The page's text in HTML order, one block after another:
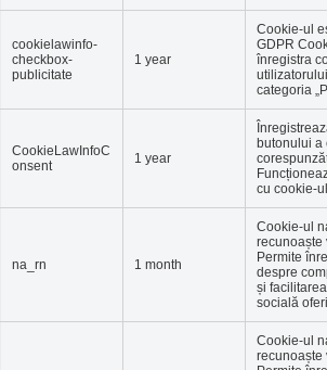
cookielawinfo-
checkbox-
publicitate
1 year
Cookie-ul
GDPR
înregistra
categoria
CookieLawInfoC
onsent
1 year
butonului a
cu cookie-
na_rn 1 month
Cookie-ul
recunoaște
Permite
despre
și
socială
Cookie-ul
recunoaște